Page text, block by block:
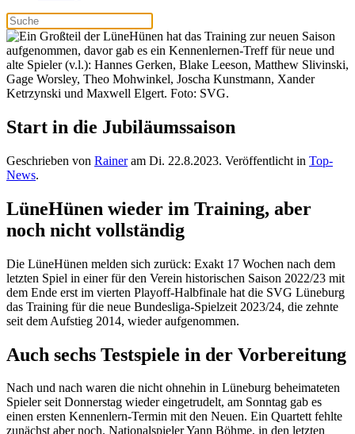
Start in die Jubiläumssaison
Geschrieben von Raineram Di. 22.8.2023. Veröffentlicht in Top-
News.
LüneHünen wieder im Training, aber
noch nicht vollständig
Die LüneHünen melden sich zurück: Exakt 17 Wochen nach dem
letzten Spiel in einer für den Verein historischen Saison 2022/23 mit
dem Ende erst im vierten Playoff-Halbfinale hat die SVG Lüneburg
das Training für die neue Bundesliga-Spielzeit 2023/24, die zehnte
seit dem Aufstieg 2014, wieder aufgenommen.
Auch sechs Testspiele in der Vorbereitung
Nach und nach waren die nicht ohnehin in Lüneburg beheimateten
Spieler seit Donnerstag wieder eingetrudelt, am Sonntag gab es
einen ersten Kennenlern-Termin mit den Neuen. Ein Quartett fehlte
zunächst aber noch. Nationalspieler Yann Böhme, in den letzten